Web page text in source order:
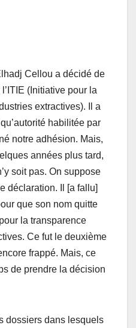
Cellou a décidé de
(Initiative pour la
extractives). Il a
habilitée par
notre adhésion. Mais,
années plus tard,
soit pas. On suppose
déclaration. Il [a fallu]
que son nom quitte
la transparence
Ce fut le deuxième
frappé. Mais, ce
de prendre la décision
dossiers dans lesquels